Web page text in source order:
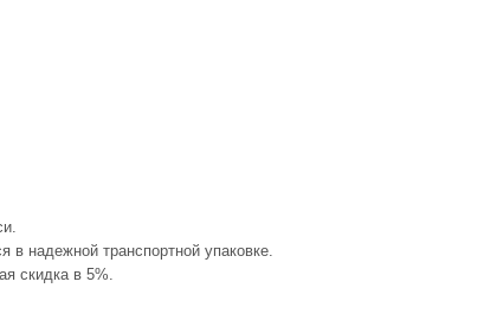
в надежной транспортной упаковке.
скидка в 5%.